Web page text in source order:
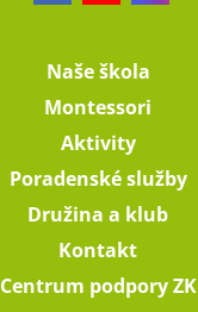
Naše škola
Montessori
Aktivity
Poradenské služby
Družina a klub
Kontakt
Centrum podpory ZK